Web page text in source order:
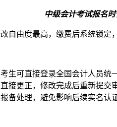
中级会计考试报名
自由度最高，缴费后系统锁定
生可直接登录全国会计人员
接更正，修改完成后重新提
备处理，避免影响后续实名认证